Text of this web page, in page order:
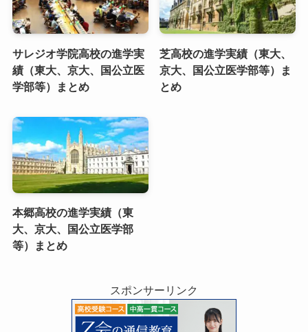
サレジオ学院高校の進学実
績（東大、京大、国公立医
学部等）まとめ
芝高校の進学実績（東大、
京大、国公立医学部等）ま
とめ
本郷高校の進学実績（東
大、京大、国公立医学部
等）まとめ
スポンサーリンク